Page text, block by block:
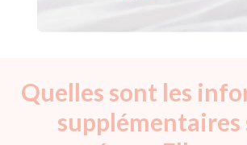
Quelles sont les
supplémentaires